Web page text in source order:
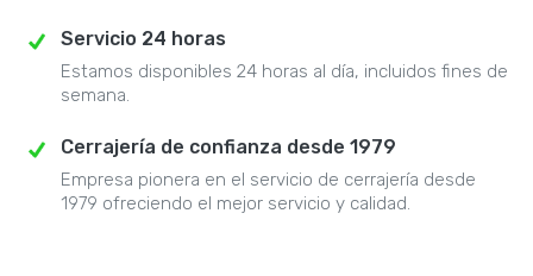
Servicio 24 horas
Estamos disponibles 24 horas al día, incluidos fines de
semana.
Cerrajería de confianza desde 1979
Empresa pionera en el servicio de cerrajería desde
1979 ofreciendo el mejor servicio y calidad.